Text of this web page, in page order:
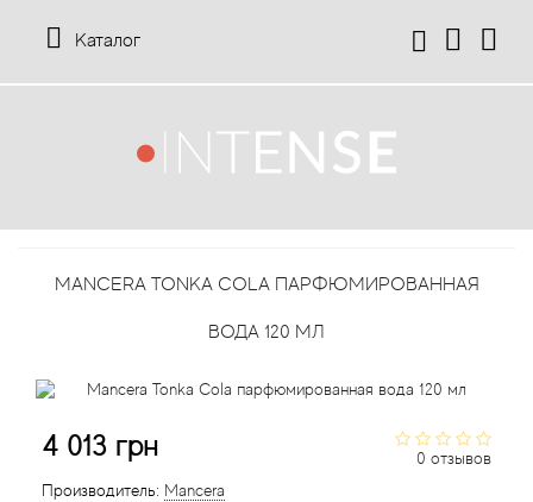
Каталог
MANCERA TONKA COLA ПАРФЮМИРОВАННАЯ
ВОДА 120 МЛ
0 отзывов
4 013 грн
Производитель: Mancera
12 Parfumeurs Francais
19-69
27 87 Perfumes
Absolument Parfumeur
Отзывы
Доставка
История заказов
Рассылка новостей